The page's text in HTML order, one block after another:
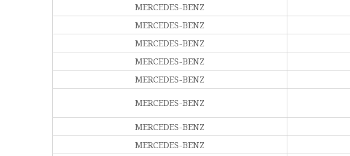
MERCEDES-BENZ
MERCEDES-BENZ
MERCEDES-BENZ
MERCEDES-BENZ
MERCEDES-BENZ
MERCEDES-BENZ
MERCEDES-BENZ
MERCEDES-BENZ